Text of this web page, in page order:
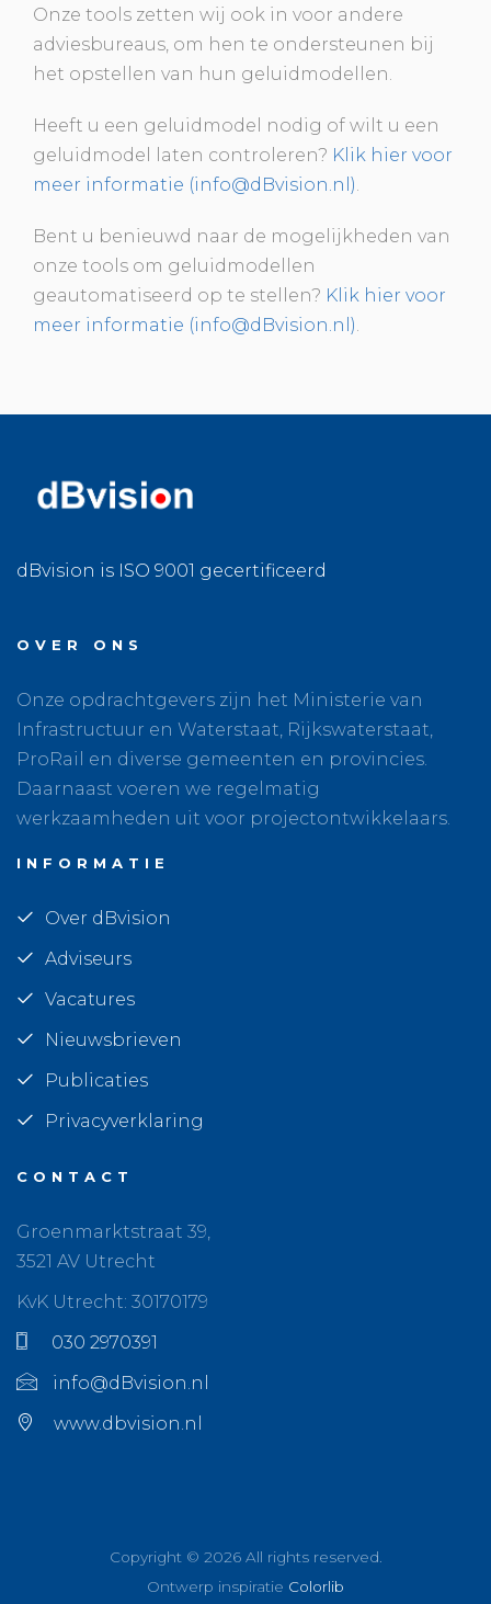
Onze tools zetten wij ook in voor andere
adviesbureaus, om hen te ondersteunen bij
het opstellen van hun geluidmodellen.
Heeft u een geluidmodel nodig of wilt u een
geluidmodel laten controleren? Klik hier voor
meer informatie (info@dBvision.nl).
Bent u benieuwd naar de mogelijkheden van
onze tools om geluidmodellen
geautomatiseerd op te stellen? Klik hier voor
meer informatie (info@dBvision.nl).
dBvision is ISO 9001 gecertificeerd
OVER ONS
Onze opdrachtgevers zijn het Ministerie van
Infrastructuur en Waterstaat, Rijkswaterstaat,
ProRail en diverse gemeenten en provincies.
Daarnaast voeren we regelmatig
werkzaamheden uit voor projectontwikkelaars.
INFORMATIE
Over dBvision
Adviseurs
Vacatures
Nieuwsbrieven
Publicaties
Privacyverklaring
CONTACT
Groenmarktstraat 39,
3521 AV Utrecht
KvK Utrecht: 30170179
030 2970391
info@dBvision.nl
www.dbvision.nl
Copyright © 2026 All rights reserved.
Ontwerp inspiratie Colorlib